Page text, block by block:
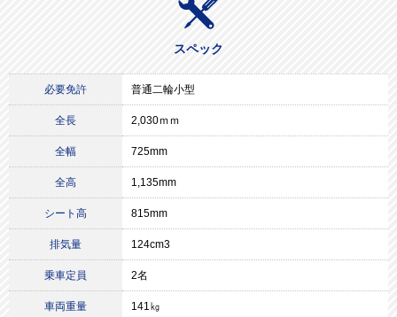
スペック
必要免許 普通二輪小型
全長 2,030ｍｍ
全幅 725mm
全高 1,135mm
シート高 815mm
排気量 124cm3
乗車定員 2名
車両重量 141㎏